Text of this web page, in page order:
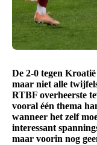
De 2-0 tegen
maar niet alle
RTBF overheerste
vooral één thema
wanneer het zelf
interessant
maar voorin nog